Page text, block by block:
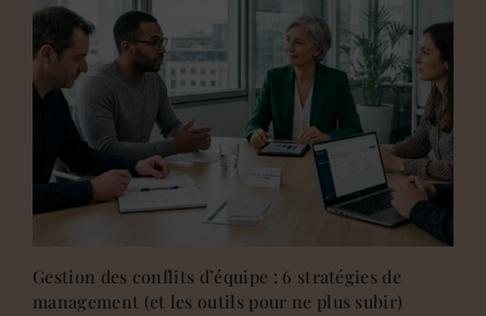
Gestion des conflits d’équipe : 6 stratégies de
management (et les outils pour ne plus subir)